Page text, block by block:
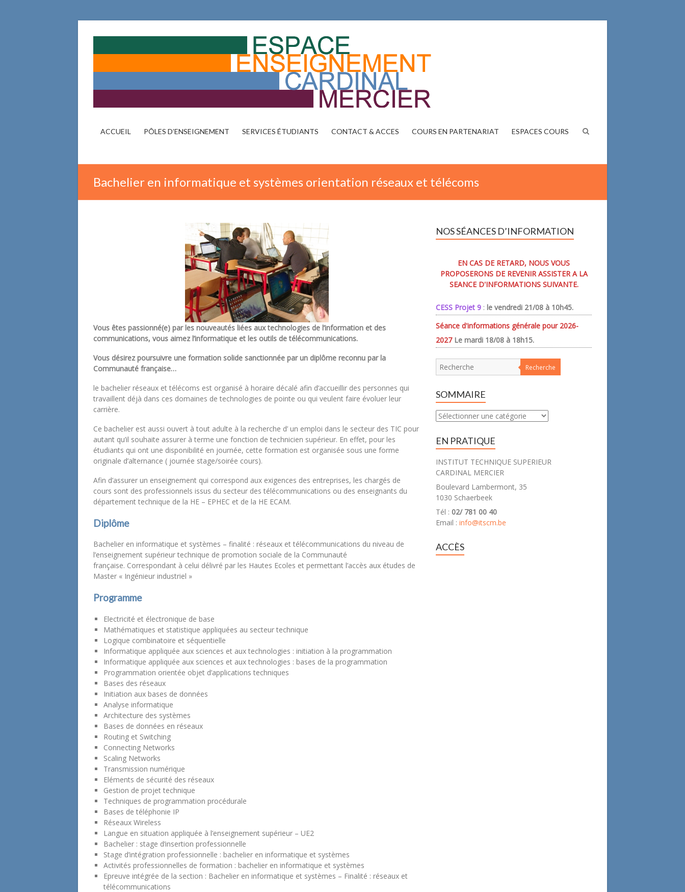
ITSCM
Cardinal
Promotion
ACCUEIL PÔLES D’ENSEIGNEMENT SERVICES ÉTUDIANTS CONTACT & ACCES COURS EN PARTENARIAT ESPACES COURS
Bachelier en informatique et systèmes orientation réseaux et télécoms
Vous êtes passionné(e) par les nouveautés liées aux technologies de l’information et des
communications, vous aimez l’informatique et les outils de télécommunications.
Vous désirez poursuivre une formation solide sanctionnée par un diplôme reconnu par la
Communauté française…
le bachelier réseaux et télécoms est organisé à horaire décalé afin d’accueillir des personnes qui
travaillent déjà dans ces domaines de technologies de pointe ou qui veulent faire évoluer leur
carrière.
Ce bachelier est aussi ouvert à tout adulte à la recherche d’ un emploi dans le secteur des TIC pour
autant qu’il souhaite assurer à terme une fonction de technicien supérieur. En effet, pour les
étudiants qui ont une disponibilité en journée, cette formation est organisée sous une forme
originale d’alternance ( journée stage/soirée cours).
Afin d’assurer un enseignement qui correspond aux exigences des entreprises, les chargés de
cours sont des professionnels issus du secteur des télécommunications ou des enseignants du
département technique de la HE – EPHEC et de la HE ECAM.
Diplôme
Bachelier en informatique et systèmes – finalité : réseaux et télécommunications du niveau de
l’enseignement supérieur technique de promotion sociale de la Communauté
française. Correspondant à celui délivré par les Hautes Ecoles et permettant l’accès aux études de
Master « Ingénieur industriel »
Programme
Electricité et électronique de base
Mathématiques et statistique appliquées au secteur technique
Logique combinatoire et séquentielle
Informatique appliquée aux sciences et aux technologies : initiation à la programmation
Informatique appliquée aux sciences et aux technologies : bases de la programmation
Programmation orientée objet d’applications techniques
Bases des réseaux
Initiation aux bases de données
Analyse informatique
Architecture des systèmes
Bases de données en réseaux
Routing et Switching
Connecting Networks
Scaling Networks
Transmission numérique
Eléments de sécurité des réseaux
Gestion de projet technique
Techniques de programmation procédurale
Bases de téléphonie IP
Réseaux Wireless
Langue en situation appliquée à l’enseignement supérieur – UE2
Bachelier : stage d’insertion professionnelle
Stage d’intégration professionnelle : bachelier en informatique et systèmes
Activités professionnelles de formation : bachelier en informatique et systèmes
Epreuve intégrée de la section : Bachelier en informatique et systèmes – Finalité : réseaux et
télécommunications
NOS SÉANCES D’INFORMATION
EN CAS DE RETARD, NOUS VOUS
PROPOSERONS DE REVENIR ASSISTER A LA
SEANCE D'INFORMATIONS SUIVANTE.
CESS Projet 9 :le vendredi 21/08 à 10h45.
Séance d'informations générale pour 2026-
2027 Le mardi 18/08 à 18h15.
Recherche
SOMMAIRE
Sommaire
EN PRATIQUE
INSTITUT TECHNIQUE SUPERIEUR
CARDINAL MERCIER
Boulevard Lambermont, 35
1030 Schaerbeek
Tél : 02/ 781 00 40
Email :info@itscm.be
ACCÈS